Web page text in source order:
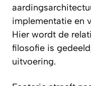
implementatie en
Hier wordt de
filosofie is
uitvoering.